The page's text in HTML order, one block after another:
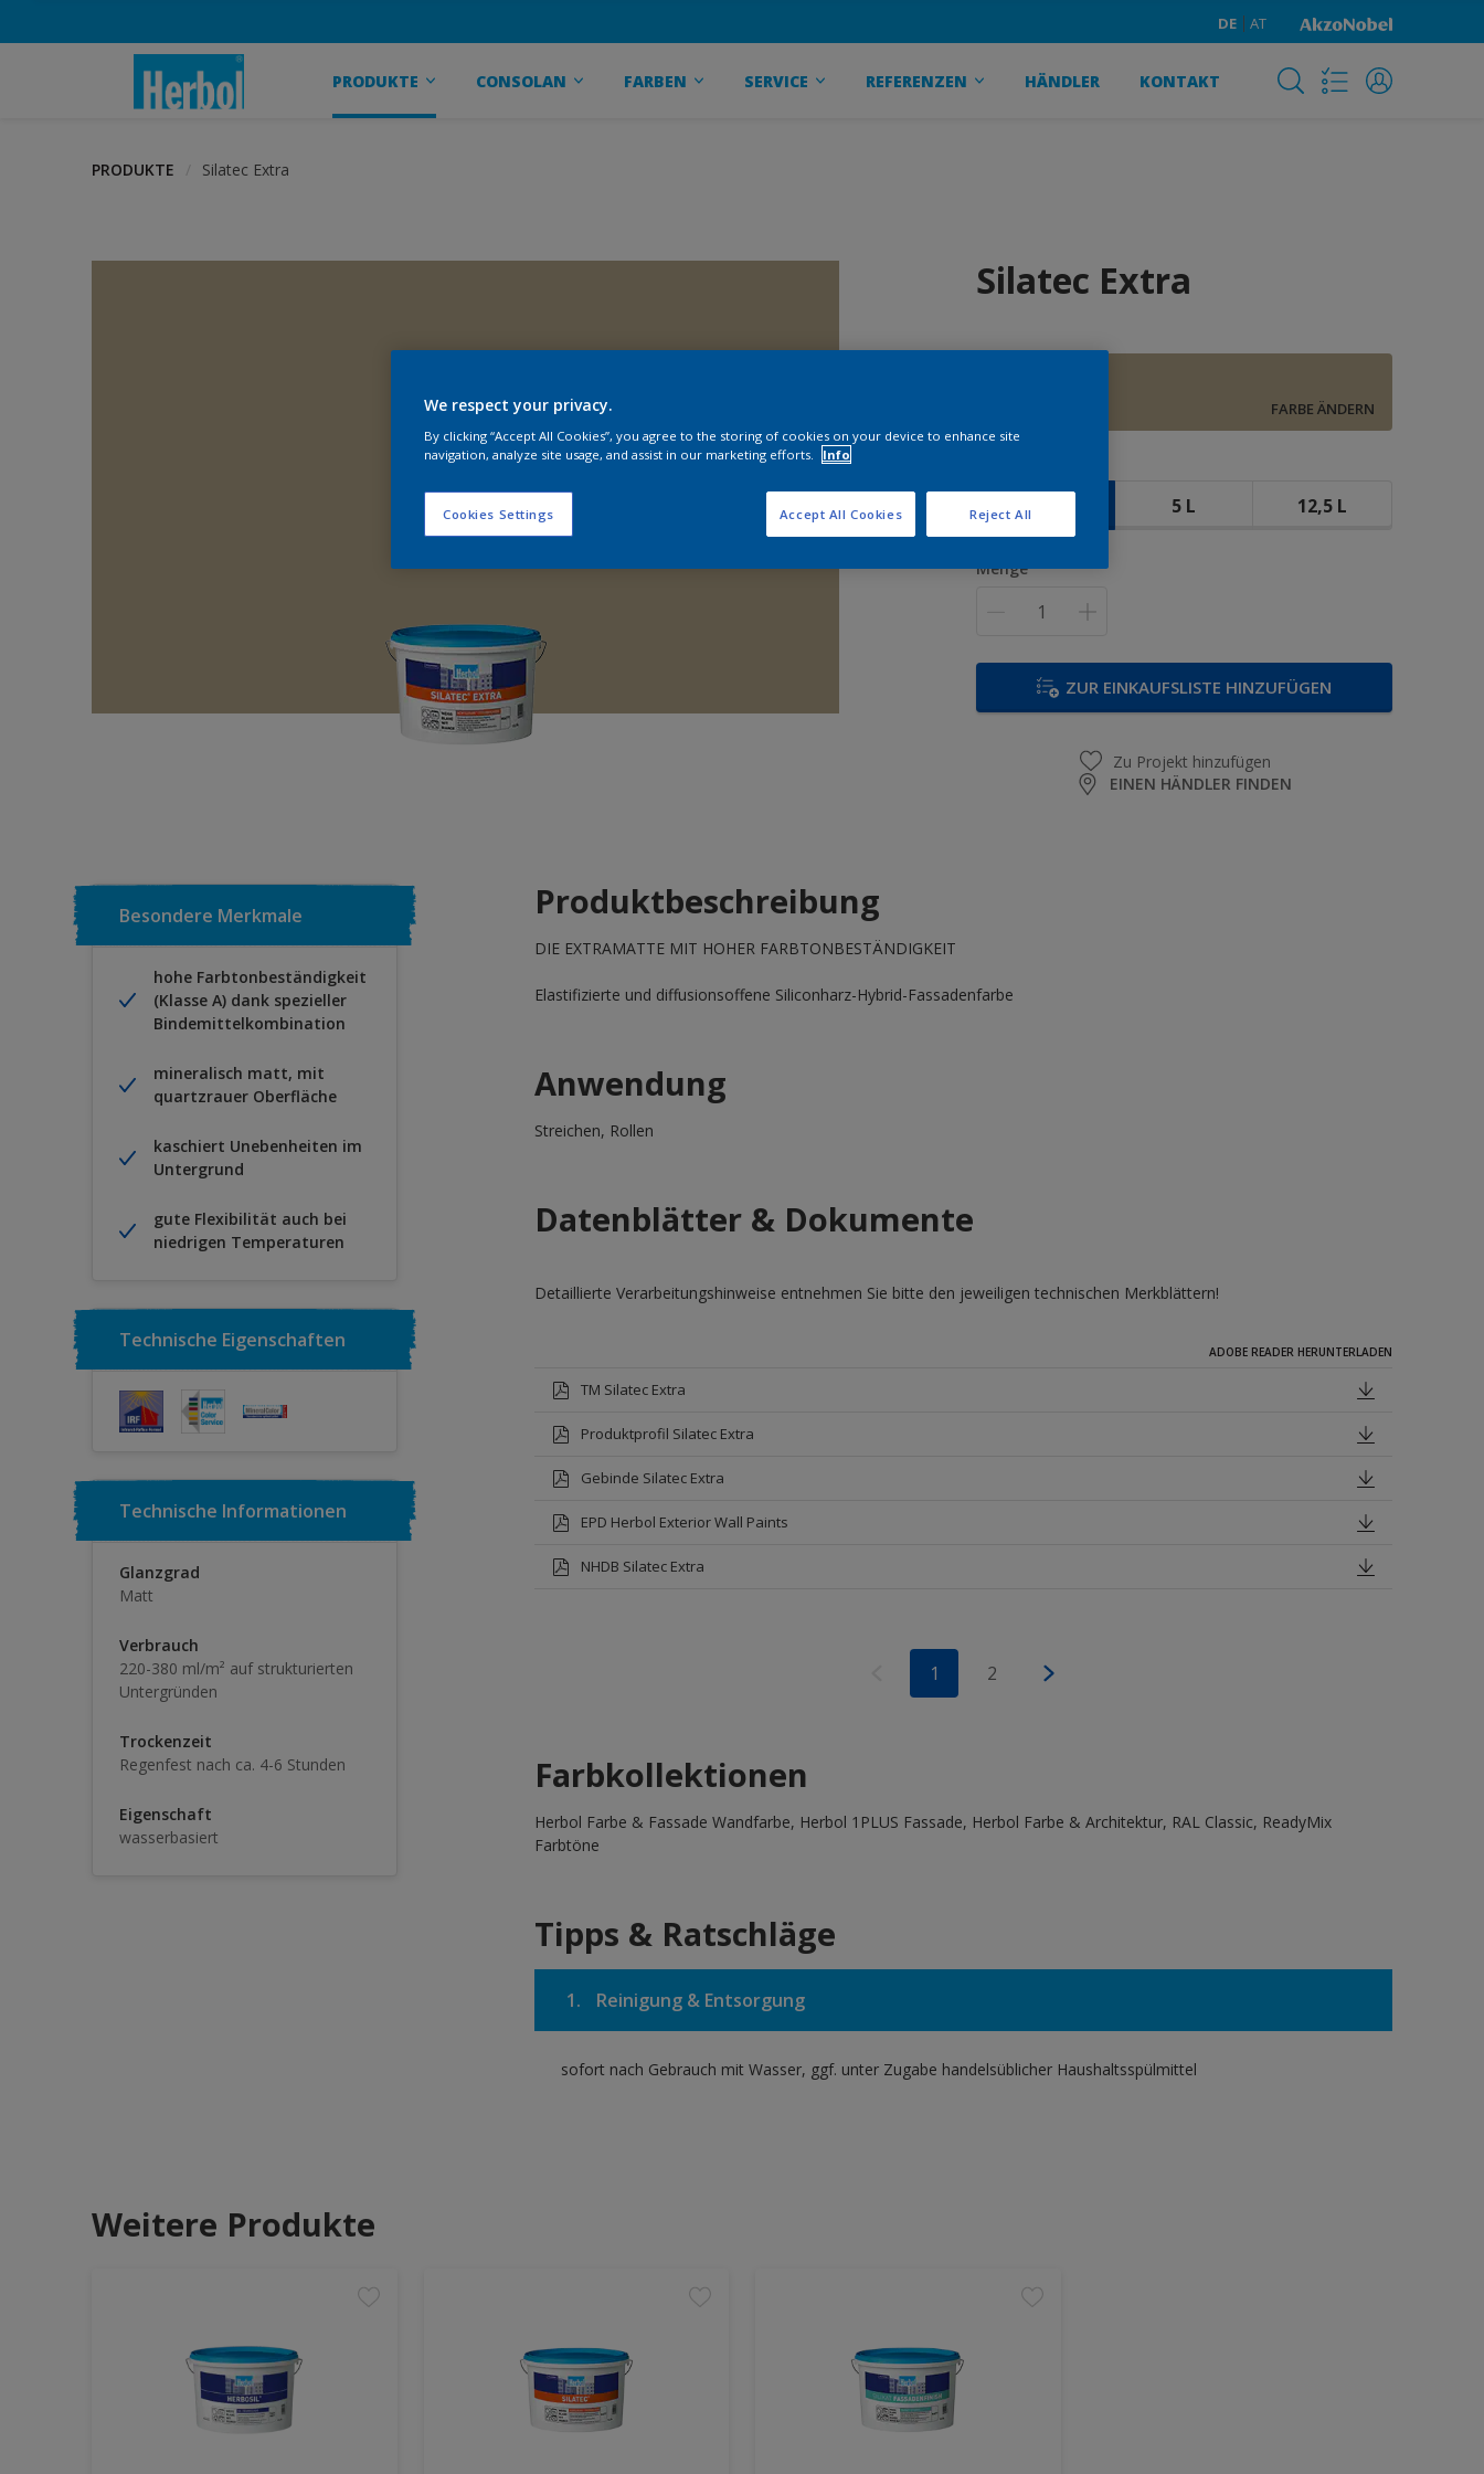
DE AT
PRODUKTE CONSOLAN FARBEN SERVICE REFERENZEN HÄNDLER KONTAKT
PRODUKTE Silatec Extra
Silatec Extra
FARBE ÄNDERN
5 L 12,5 L
Menge
ZUR EINKAUFSLISTE HINZUFÜGEN
Zu Projekt hinzufügen
EINEN HÄNDLER FINDEN
Besondere Merkmale
hohe Farbtonbeständigkeit
(Klasse A) dank spezieller
Bindemittelkombination
mineralisch matt, mit
quartzrauer Oberfläche
kaschiert Unebenheiten im
Untergrund
gute Flexibilität auch bei
niedrigen Temperaturen
Technische Eigenschaften
Technische Informationen
Glanzgrad
Matt
Verbrauch
220-380 ml/m² auf strukturierten
Untergründen
Trockenzeit
Regenfest nach ca. 4-6 Stunden
Eigenschaft
wasserbasiert
Produktbeschreibung
DIE EXTRAMATTE MIT HOHER FARBTONBESTÄNDIGKEIT
Elastifizierte und diffusionsoffene Siliconharz-Hybrid-Fassadenfarbe
Anwendung
Streichen, Rollen
Datenblätter & Dokumente
Detaillierte Verarbeitungshinweise entnehmen Sie bitte den jeweiligen technischen Merkblättern!
ADOBE READER HERUNTERLADEN
TM Silatec Extra
Produktprofil Silatec Extra
Gebinde Silatec Extra
EPD Herbol Exterior Wall Paints
NHDB Silatec Extra
1 2
Farbkollektionen
Herbol Farbe & Fassade Wandfarbe, Herbol 1PLUS Fassade, Herbol Farbe & Architektur, RAL Classic, ReadyMix
Farbtöne
Tipps & Ratschläge
1. Reinigung & Entsorgung
sofort nach Gebrauch mit Wasser, ggf. unter Zugabe handelsüblicher Haushaltsspülmittel
Weitere Produkte
We respect your privacy.
By clicking “Accept All Cookies”, you agree to the storing of cookies on your device to enhance site
navigation, analyze site usage, and assist in our marketing efforts.
Info
Cookies Settings Reject All
Accept All Cookies